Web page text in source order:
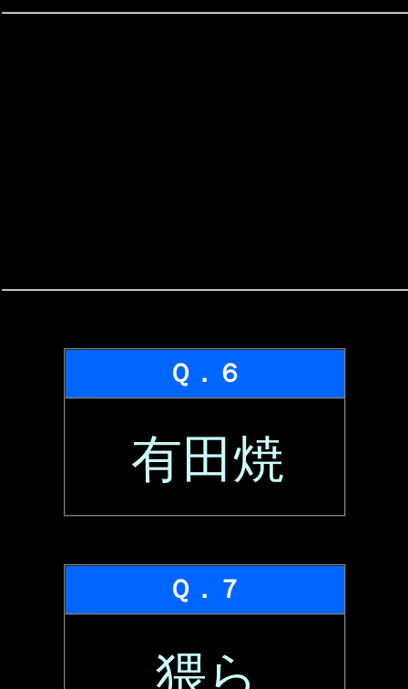
Ｑ．６
有田焼
Ｑ．７
猥ら